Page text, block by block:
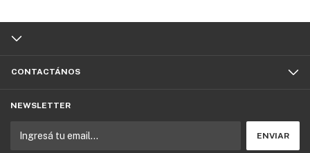
CONTACTÁNOS
NEWSLETTER